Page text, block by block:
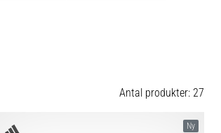
Antal produkter: 27
Ny